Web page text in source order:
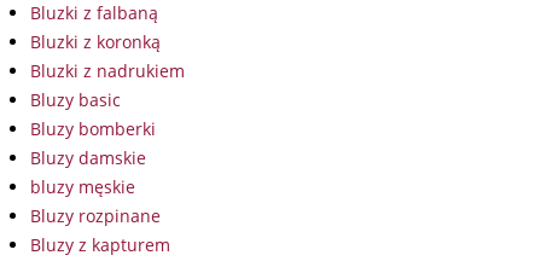
Bluzki z falbaną
Bluzki z koronką
Bluzki z nadrukiem
Bluzy basic
Bluzy bomberki
Bluzy damskie
bluzy męskie
Bluzy rozpinane
Bluzy z kapturem